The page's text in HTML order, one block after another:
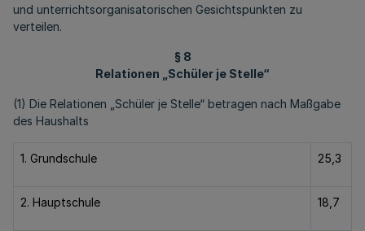
und unterrichtsorganisatorischen Gesichtspunkten zu
verteilen.
§ 8
Relationen „Schüler je Stelle“
(1) Die Relationen „Schüler je Stelle“ betragen nach Maßgabe
des Haushalts
1. Grundschule 25,3
2. Hauptschule 18,7